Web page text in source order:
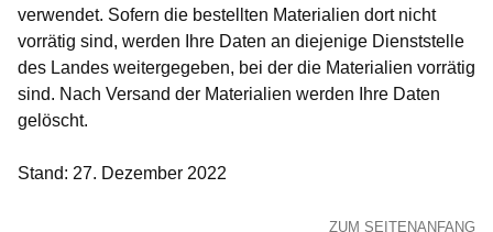
verwendet. Sofern die bestellten Materialien dort nicht
vorrätig sind, werden Ihre Daten an diejenige Dienststelle
des Landes weitergegeben, bei der die Materialien vorrätig
sind. Nach Versand der Materialien werden Ihre Daten
gelöscht.
Stand: 27. Dezember 2022
ZUM SEITENANFANG